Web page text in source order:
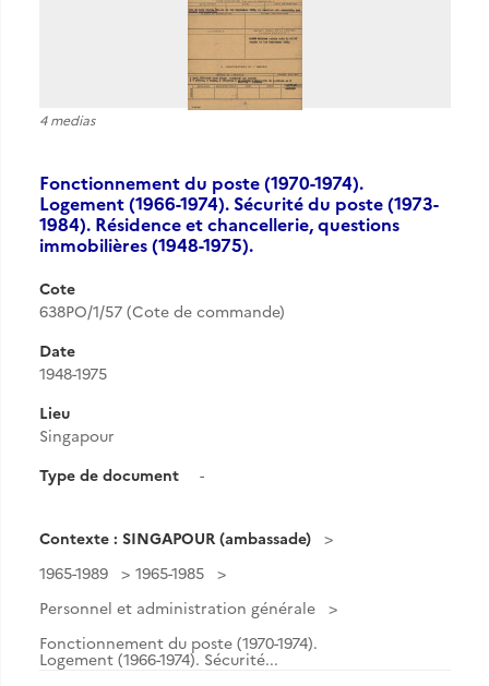
4 medias
Fonctionnement du poste (1970-1974).
Logement (1966-1974). Sécurité du poste (1973-
1984). Résidence et chancellerie, questions
immobilières (1948-1975).
Cote
638PO/1/57 (Cote de commande)
Date
1948-1975
Lieu
Singapour
Type de document
-
Contexte : SINGAPOUR (ambassade)
1965-1989
1965-1985
Personnel et administration générale
Fonctionnement du poste (1970-1974).
Logement (1966-1974). Sécurité...